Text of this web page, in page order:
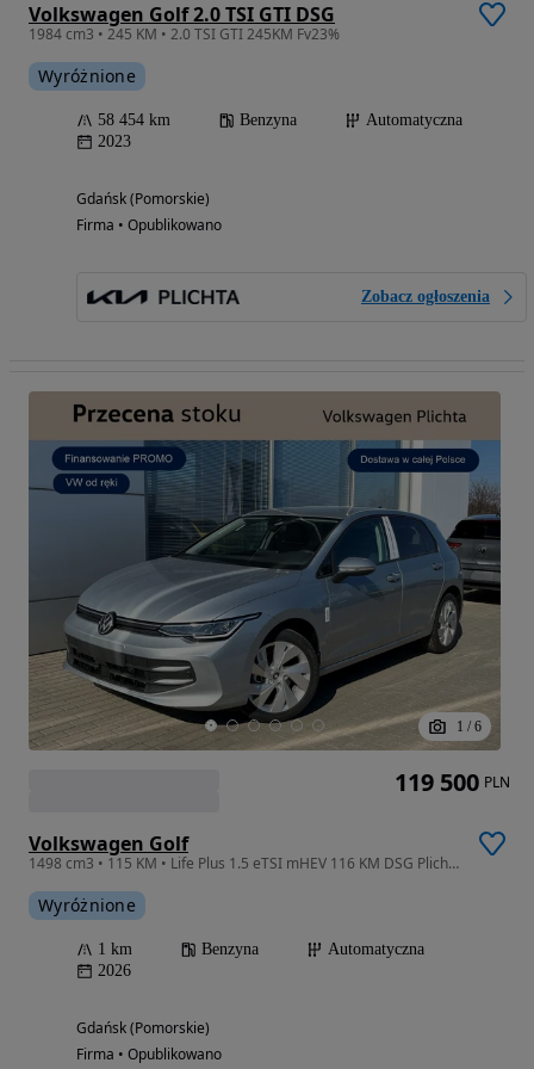
Volkswagen Golf 2.0 TSI GTI DSG
1984 cm3 • 245 KM • 2.0 TSI GTI 245KM Fv23%
Wyróżnione
58 454 km Benzyna
Automatyczna
2023
Gdańsk (Pomorskie)
Firma • Opublikowano
Zobacz ogłoszenia
1 / 6
Volkswagen Golf
1498 cm3 • 115 KM • Life Plus 1.5 eTSI mHEV 116 KM DSG Plichta
Wyróżnione
1 km Benzyna
Automatyczna
2026
Gdańsk (Pomorskie)
Firma • Opublikowano
119 500 PLN